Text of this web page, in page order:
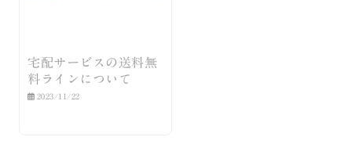
宅配サービスの送料無
料ラインについて
2023/11/22